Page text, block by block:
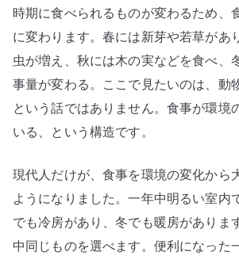
時期に食べられるものが変わるため、
に変わります。春には新芽や若草があ
虫が増え、秋には木の実などを食べ、
事量が変わる。ここで見たいのは、動
という話ではありません。食事が環境
いる、という構造です。
現代人だけが、食事を環境の変化から
ようになりました。一年中明るい室内
でも冷房があり、冬でも暖房がありま
中同じものを選べます。便利になった